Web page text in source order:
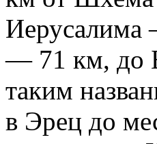
— 71 км, до
таким
в Эрец до